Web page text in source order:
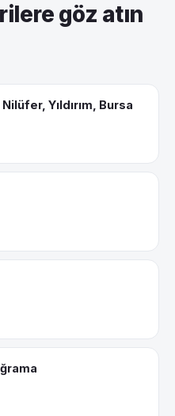
göz atın
Yıldırım, Bursa